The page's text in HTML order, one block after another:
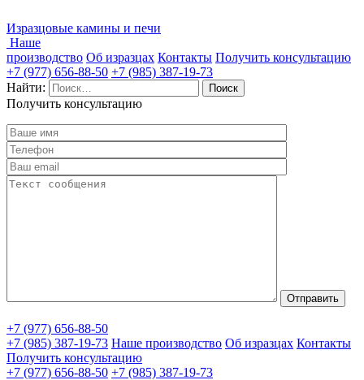
Изразцовые камины и печи
Наше
производство Об изразцах Контакты Получить консультацию
+7 (977) 656-88-50 +7 (985) 387-19-73
Найти:
Получить консультацию
+7 (977) 656-88-50
+7 (985) 387-19-73 Наше производство Об изразцах Контакты
Получить консультацию
+7 (977) 656-88-50 +7 (985) 387-19-73